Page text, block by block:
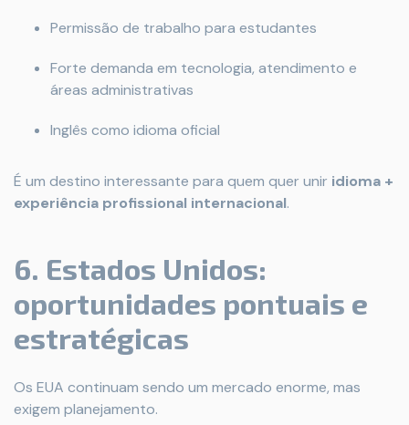
Permissão de trabalho para estudantes
Forte demanda em tecnologia, atendimento e
áreas administrativas
Inglês como idioma oficial
É um destino interessante para quem quer unir idioma +
experiência profissional internacional.
6. Estados Unidos:
oportunidades pontuais e
estratégicas
Os EUA continuam sendo um mercado enorme, mas
exigem planejamento.